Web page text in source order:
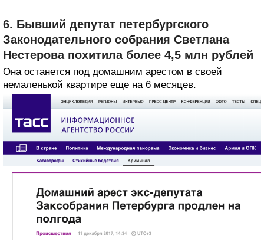
6. Бывший депутат петербургского
Законодательного собрания Светлана
Нестерова похитила более 4,5 млн рублей
Она останется под домашним арестом в своей
немаленькой квартире еще на 6 месяцев.